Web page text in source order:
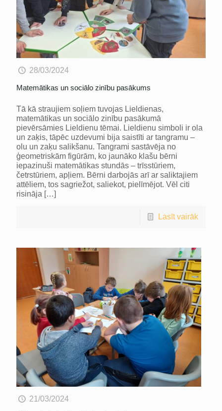
28/03/2024
Matemātikas un sociālo zinību pasākums
Tā kā straujiem soļiem tuvojas Lieldienas,
matemātikas un sociālo zinību pasākumā
pievērsāmies Lieldienu tēmai. Lieldienu simboli ir ola
un zaķis, tāpēc uzdevumi bija saistīti ar tangramu –
olu un zaķu salikšanu. Tangrami sastāvēja no
ģeometriskām figūrām, ko jaunāko klašu bērni
iepazinuši matemātikas stundās – trīsstūriem,
četrstūriem, apļiem. Bērni darbojās arī ar saliktajiem
attēliem, tos sagriežot, saliekot, pielīmējot. Vēl citi
risināja […]
Lasīt vairāk
21/03/2024